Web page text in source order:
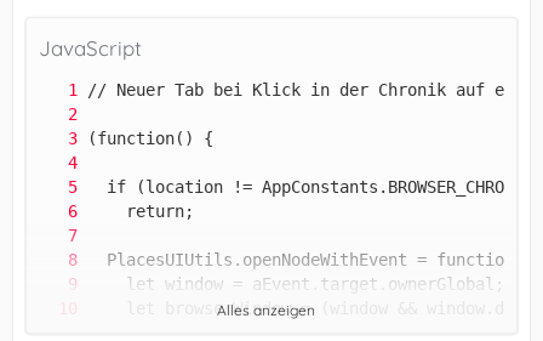
JavaScript
Alles anzeigen